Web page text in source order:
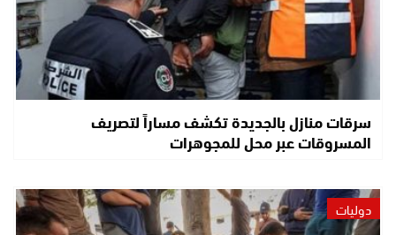
سرقات منازل بالجديدة تكشف مساراً لتصريف
المسروقات عبر محل للمجوهرات
دوليات